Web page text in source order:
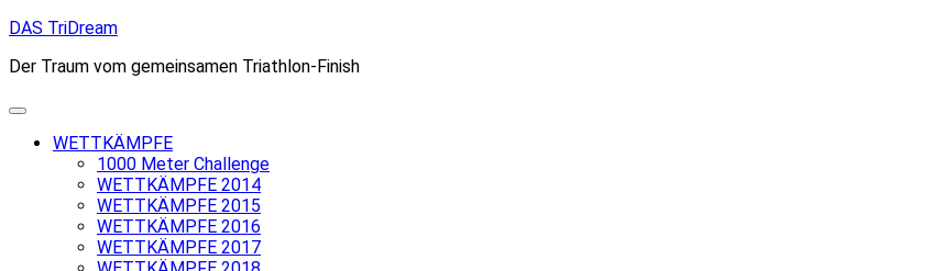
Skip
content
DAS TriDream
Der Traum vom gemeinsamen Triathlon-Finish
WETTKÄMPFE
1000 Meter Challenge
WETTKÄMPFE 2014
WETTKÄMPFE 2015
WETTKÄMPFE 2016
WETTKÄMPFE 2017